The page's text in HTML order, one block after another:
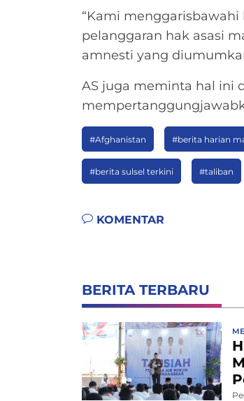
“Kami
pelanggaran hak asasi
amnesti yang
AS juga meminta hal ini
#Afghanistan #berita harian
#berita sulsel terkini #taliban
KOMENTAR
BERITA TERBARU